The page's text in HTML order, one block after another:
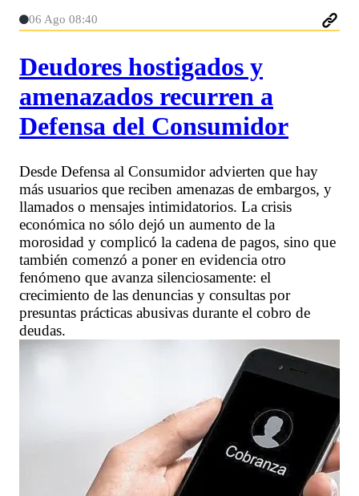
06 Ago 08:40
Deudores hostigados y
amenazados recurren a
Defensa del Consumidor
Desde Defensa al Consumidor advierten que hay
más usuarios que reciben amenazas de embargos, y
llamados o mensajes intimidatorios. La crisis
económica no sólo dejó un aumento de la
morosidad y complicó la cadena de pagos, sino que
también comenzó a poner en evidencia otro
fenómeno que avanza silenciosamente: el
crecimiento de las denuncias y consultas por
presuntas prácticas abusivas durante el cobro de
deudas.